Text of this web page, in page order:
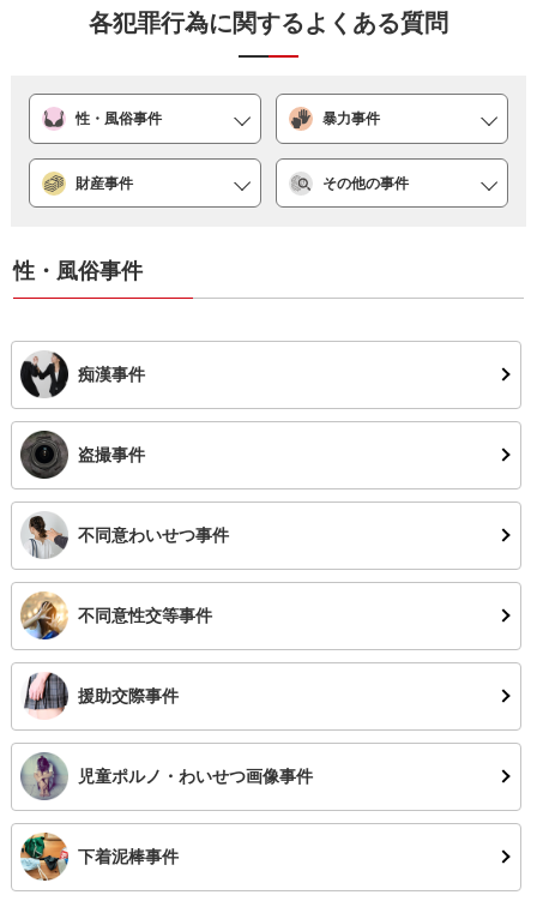
各犯罪行為に関するよくある質問
性・風俗事件 暴力事件
財産事件 その他の事件
性・風俗事件
痴漢事件
盗撮事件
不同意わいせつ事件
不同意性交等事件
援助交際事件
児童ポルノ・ わいせつ画像事件
下着泥棒事件